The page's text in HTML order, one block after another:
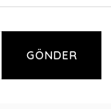
GÖNDER